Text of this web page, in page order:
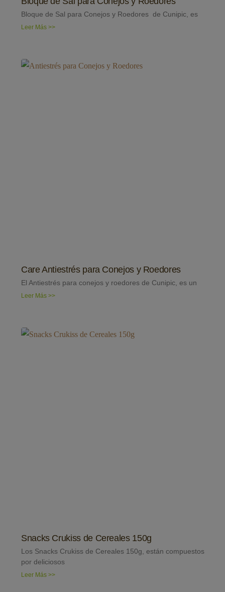
Bloque de Sal para Conejos y Roedores de Cunipic, es
Leer Más >>
Care Antiestrés para Conejos y Roedores
El Antiestrés para conejos y roedores de Cunipic, es un
Leer Más >>
Snacks Crukiss de Cereales 150g
Los Snacks Crukiss de Cereales 150g, están compuestos
por deliciosos
Leer Más >>